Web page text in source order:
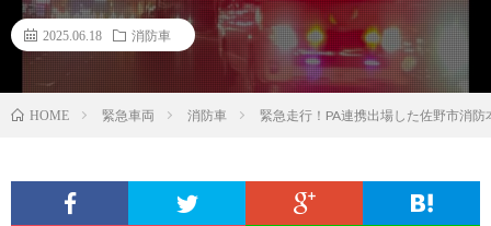
2025.06.18 消防車
HOME 緊急車両 消防車 緊急走行！PA連携出場した佐野市消防